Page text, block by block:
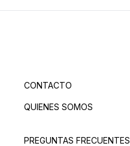
CONTACTO
QUIENES SOMOS
PREGUNTAS FRECUENTES